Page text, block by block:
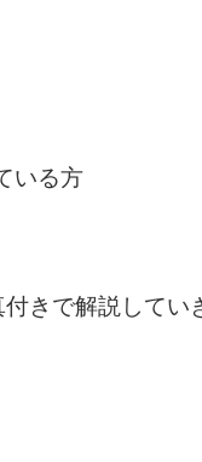
いる方
きで解説してい